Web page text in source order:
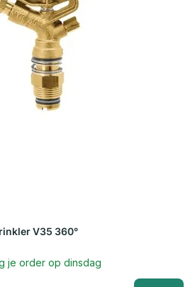
V35 360°
je order op dinsdag